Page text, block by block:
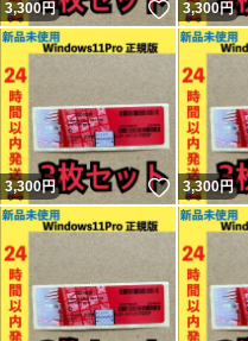
3,300円 いいね！
3,300円
3,300円 いいね！
3,300円